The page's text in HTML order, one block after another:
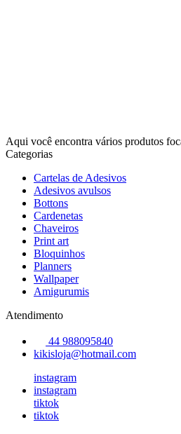
Aqui você encontra vários produtos
Categorias
Cartelas de Adesivos
Adesivos avulsos
Bottons
Cardenetas
Chaveiros
Print art
Bloquinhos
Planners
Wallpaper
Amigurumis
Atendimento
44 988095840
kikisloja@hotmail.com
instagram
instagram
tiktok
tiktok